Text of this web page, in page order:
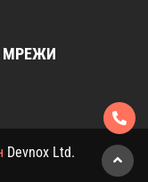
МРЕЖИ
Devnox Ltd.